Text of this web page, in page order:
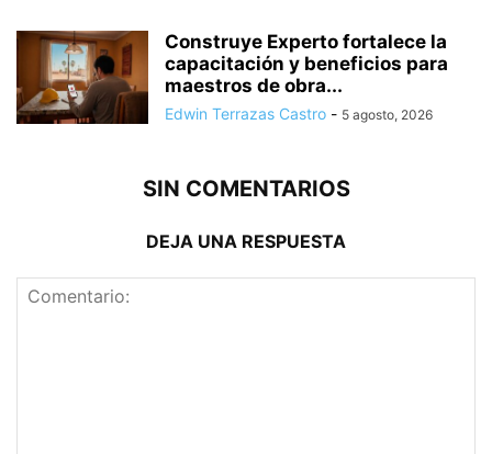
Construye Experto fortalece la
capacitación y beneficios para
maestros de obra...
Edwin Terrazas Castro - 5 agosto, 2026
SIN COMENTARIOS
DEJA UNA RESPUESTA